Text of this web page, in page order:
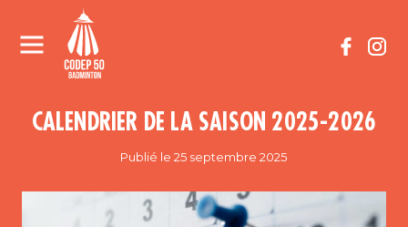
CALENDRIER DE LA SAISON 2025-2026
Publié le 25 septembre 2025